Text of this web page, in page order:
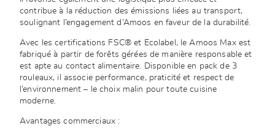
contribue à la réduction des émissions liées au transport,
soulignant l’engagement d’Amoos en faveur de la durabilité.
Avec les certifications FSC® et Ecolabel, le Amoos Max est
fabriqué à partir de forêts gérées de manière responsable et
est apte au contact alimentaire. Disponible en pack de 3
rouleaux, il associe performance, praticité et respect de
l’environnement – le choix malin pour toute cuisine
moderne.
Avantages commerciaux :